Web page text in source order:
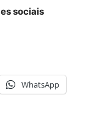
sociais
WhatsApp